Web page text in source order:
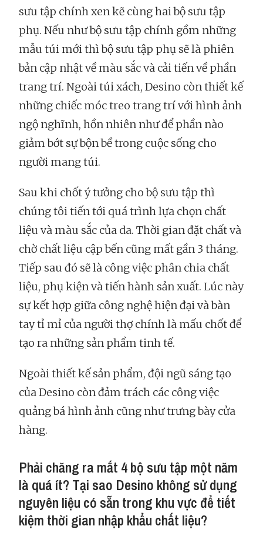
sưu tập chính xen kẽ cùng hai bộ sưu tập
phụ. Nếu như bộ sưu tập chính gồm những
mẫu túi mới thì bộ sưu tập phụ sẽ là phiên
bản cập nhật về màu sắc và cải tiến về phần
trang trí. Ngoài túi xách, Desino còn thiết kế
những chiếc móc treo trang trí với hình ảnh
ngộ nghĩnh, hồn nhiên như để phần nào
giảm bớt sự bộn bề trong cuộc sống cho
người mang túi.
Sau khi chốt ý tưởng cho bộ sưu tập thì
chúng tôi tiến tới quá trình lựa chọn chất
liệu và màu sắc của da. Thời gian đặt chất và
chờ chất liệu cập bến cũng mất gần 3 tháng.
Tiếp sau đó sẽ là công việc phân chia chất
liệu, phụ kiện và tiến hành sản xuất. Lúc này
sự kết hợp giữa công nghệ hiện đại và bàn
tay tỉ mỉ của người thợ chính là mấu chốt để
tạo ra những sản phẩm tinh tế.
Ngoài thiết kế sản phẩm, đội ngũ sáng tạo
của Desino còn đảm trách các công việc
quảng bá hình ảnh cũng như trưng bày cửa
hàng.
Phải chăng ra mắt 4 bộ sưu tập một năm
là quá ít? Tại sao Desino không sử dụng
nguyên liệu có sẵn trong khu vực để tiết
kiệm thời gian nhập khẩu chất liệu?